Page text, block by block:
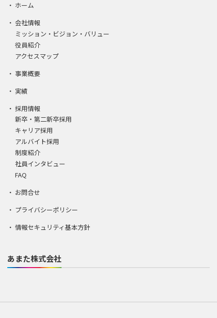
ホーム
会社情報
ミッション・ビジョン・バリュー
役員紹介
アクセスマップ
事業概要
実績
採用情報
新卒・第二新卒採用
キャリア採用
アルバイト採用
制度紹介
社員インタビュー
FAQ
お問合せ
プライバシーポリシー
情報セキュリティ基本方針
あまた株式会社